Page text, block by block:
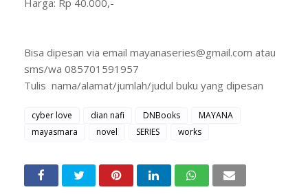
Bisa dipesan via email mayanaseries@gmail.com atau
sms/wa 085701591957
Tulis nama/alamat/jumlah/judul buku yang dipesan
cyber love dian nafi DNBooks
MAYANA
mayasmara
novel SERIES works